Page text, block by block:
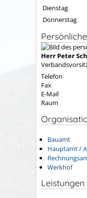
Dienstag
Donnerstag
Herr Peter
Telefon
Fax
E-Mail
Raum
Bauamt
Hauptamt /
Werkhof
Leistungen